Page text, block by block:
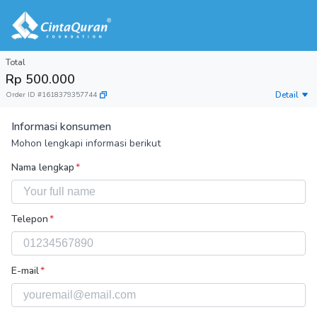
Total
Rp 500.000
Order ID #1618379357744 Detail
Informasi konsumen
Mohon lengkapi informasi berikut
Nama lengkap*
Telepon*
E-mail*